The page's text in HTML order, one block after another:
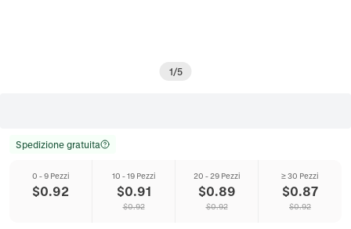
1/5
Spedizione gratuita
0 - 9 Pezzi
$0.92
10 - 19 Pezzi
$0.91
$0.92
20 - 29 Pezzi
$0.89
$0.92
≥ 30 Pezzi
$0.87
$0.92